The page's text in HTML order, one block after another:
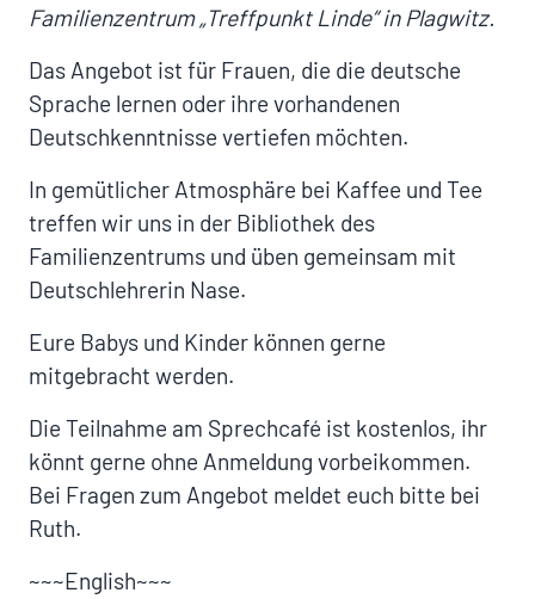
Familienzentrum „Treffpunkt Linde“ in Plagwitz.
Das Angebot ist für Frauen, die die deutsche
Sprache lernen oder ihre vorhandenen
Deutschkenntnisse vertiefen möchten.
In gemütlicher Atmosphäre bei Kaffee und Tee
treffen wir uns in der Bibliothek des
Familienzentrums und üben gemeinsam mit
Deutschlehrerin Nase.
Eure Babys und Kinder können gerne
mitgebracht werden.
Die Teilnahme am Sprechcafé ist kostenlos, ihr
könnt gerne ohne Anmeldung vorbeikommen.
Bei Fragen zum Angebot meldet euch bitte bei
Ruth.
~~~English~~~